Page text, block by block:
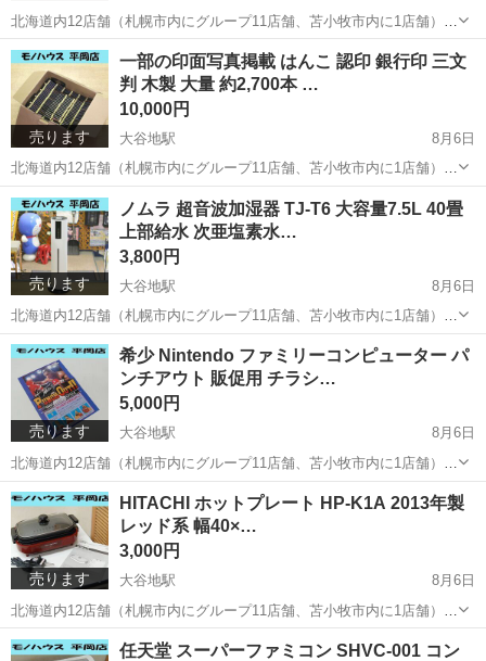
北海道内12店舗（札幌市内にグループ11店舗、苫小牧市内に1店舗）
Used Goods Market ★ユーズドグッズマーケット★ 総合リサイクルシ
ョップ アウトレットモノハウス平岡店です。 -------...
北海道 札幌市 大谷地駅 ベビー用品 マミーポコ
売ります
一部の印面写真掲載 はんこ 認印 銀行印 三文
判 木製 大量 約2,700本 …
10,000円
大谷地駅
8月6日
北海道内12店舗（札幌市内にグループ11店舗、苫小牧市内に1店舗）
Used Goods Market ★ユーズドグッズマーケット★ 総合リサイクルシ
ョップ アウトレットモノハウス平岡店です。 はんこ 認印 ...
北海道 札幌市 大谷地駅 個人用印鑑 三文判
売ります
ノムラ 超音波加湿器 TJ-T6 大容量7.5L 40畳
上部給水 次亜塩素水…
3,800円
大谷地駅
8月6日
北海道内12店舗（札幌市内にグループ11店舗、苫小牧市内に1店舗）
Used Goods Market ★ユーズドグッズマーケット★ 総合リサイクルシ
ョップ アウトレットモノハウス平岡店です。 ノムラ 超音波...
北海道 札幌市 大谷地駅 季節、空調家電
売ります
希少 Nintendo ファミリーコンピューター パ
ンチアウト 販促用 チラシ…
5,000円
大谷地駅
8月6日
北海道内12店舗（札幌市内にグループ11店舗、苫小牧市内に1店舗）
Used Goods Market ★ユーズドグッズマーケット★ 総合リサイクルシ
ョップ アウトレットモノハウス平岡店です。 -------...
北海道 札幌市 テレビゲーム
売ります
HITACHI ホットプレート HP-K1A 2013年製
レッド系 幅40×…
3,000円
大谷地駅
8月6日
北海道内12店舗（札幌市内にグループ11店舗、苫小牧市内に1店舗）
Used Goods Market ★ユーズドグッズマーケット★ 総合リサイクルシ
ョップ アウトレットモノハウス平岡店です。 -------...
北海道 札幌市 大谷地駅 キッチン家電
任天堂 スーパーファミコン SHVC-001 コン